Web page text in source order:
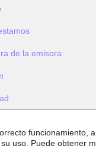
de la emisora
funcionamiento,
uso. Puede obtener